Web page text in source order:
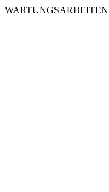
WARTUNGSARBEITEN